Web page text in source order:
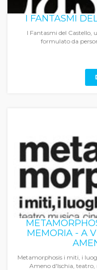
I FANTASMI
I Fantasmi del
formulato da
MEMORIA - A
Metamorphosis i miti, i
Ameno d'Ischia, teatro,